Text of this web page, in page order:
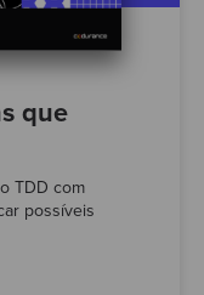
que
TDD com
possíveis